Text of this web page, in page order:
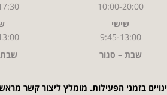
10:00-20:00
שישי
9:45-13:00
שבת – סגור
שבת
בזמני הפעילות. מומלץ ליצור קשר